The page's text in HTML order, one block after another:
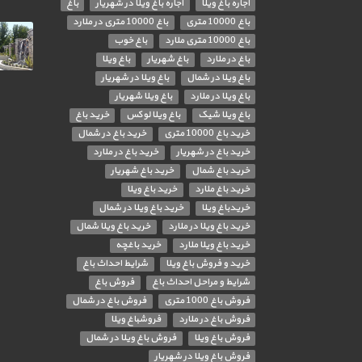
اجاره باغ ویلا اجاره باغ ویلا در شهریار
باغ
باغ 10000 متری
باغ 10000 متری در ملارد
باغ 10000 متری ملارد
باغ خوب
باغ در ملارد
باغ شهریار
باغ ویلا
باغ ویلا در شمال
باغ ویلا در شهریار
باغ ویلا در ملارد
باغ ویلا شهریار
باغ ویلا شیک
باغ ویلا لوکس
خرید باغ
خرید باغ 10000 متری
خرید باغ در شمال
خرید باغ در شهریار
خرید باغ در ملارد
خرید باغ شمال
خرید باغ شهریار
خرید باغ ملارد
خرید باغ ویلا
خریدباغ ویلا
خرید باغ ویلا در شمال
خرید باغ ویلا در ملارد
خرید باغ ویلا شمال
خرید باغ ویلا ملارد
خرید باغچه
خرید و فروش باغ ویلا
شرایط احداث باغ
شرایط و مراحل احداث باغ
فروش باغ
فروش باغ 1000 متری
فروش باغ در شمال
فروش باغ در ملارد
فروشباغ ویلا
فروش باغ ویلا
فروش باغ ویلا در شمال
فروش باغ ویلا در شهریار